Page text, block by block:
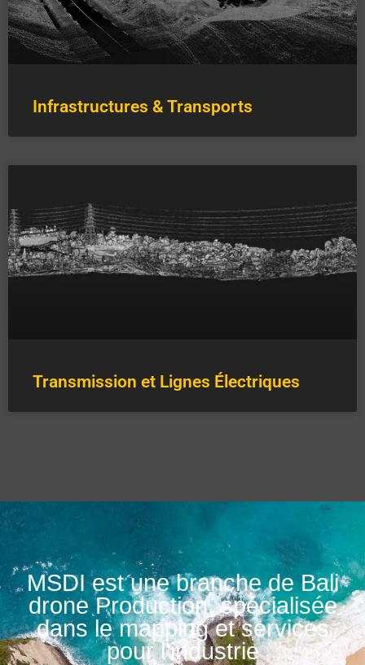
Infrastructures & Transports
Transmission et Lignes Électriques
MSDI est une branche de Bali
drone Production, spécialisée
dans le mapping et services
pour l'industrie